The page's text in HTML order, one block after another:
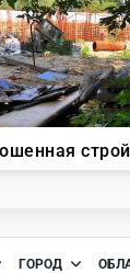
ГОРОД